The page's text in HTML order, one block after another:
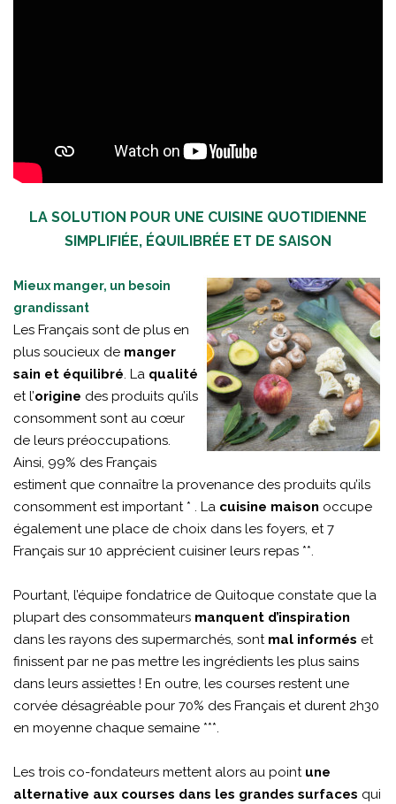
LA SOLUTION POUR UNE CUISINE QUOTIDIENNE
SIMPLIFIÉE, ÉQUILIBRÉE ET DE SAISON
Mieux manger, un besoin
grandissant
Les Français sont de plus en
plus soucieux de manger
sain et équilibré. La qualité
et l’origine des produits qu’ils
consomment sont au cœur
de leurs préoccupations.
Ainsi, 99% des Français
estiment que connaître la provenance des produits qu’ils
consomment est important * . La cuisine maison occupe
également une place de choix dans les foyers, et 7
Français sur 10 apprécient cuisiner leurs repas **.
Pourtant, l’équipe fondatrice de Quitoque constate que la
plupart des consommateurs manquent d’inspiration
dans les rayons des supermarchés, sont mal informés et
finissent par ne pas mettre les ingrédients les plus sains
dans leurs assiettes ! En outre, les courses restent une
corvée désagréable pour 70% des Français et durent 2h30
en moyenne chaque semaine ***.
Les trois co-fondateurs mettent alors au point une
alternative aux courses dans les grandes surfaces qui